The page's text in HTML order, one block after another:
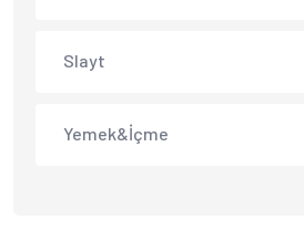
Slayt
Yemek&İçme